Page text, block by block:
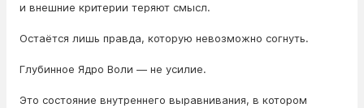
и внешние критерии теряют смысл.
Остаётся лишь правда, которую невозможно согнуть.
Глубинное Ядро Воли — не усилие.
Это состояние внутреннего выравнивания, в котором